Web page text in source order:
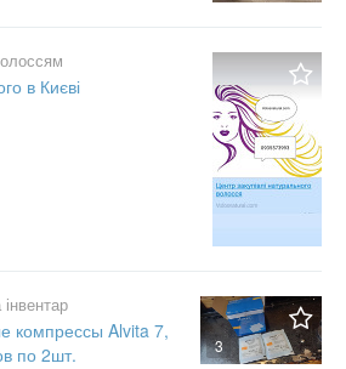
в Києві
3
компрессы Alvita 7,
по 2шт.